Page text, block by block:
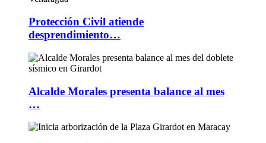
Protección Civil atiende
desprendimiento…
Alcalde Morales presenta balance al mes
…